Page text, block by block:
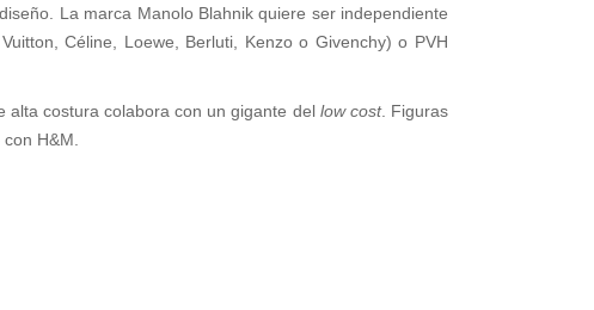
La marca Manolo Blahnik quiere ser independiente
Céline, Loewe, Berluti, Kenzo o Givenchy) o PVH
alta costura colabora con un gigante del low cost. Figuras
H&M.